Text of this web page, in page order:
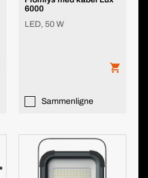
6000
LED, 50 W
Sammenligne